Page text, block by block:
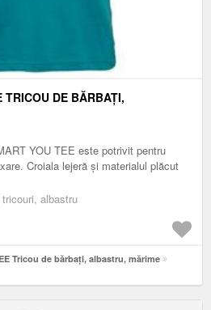
TRICOU DE BĂRBAȚI,
YOU TEE este potrivit pentru
Croiala lejeră și materialul plăcut
albastru
Tricou de bărbați, albastru, mărime